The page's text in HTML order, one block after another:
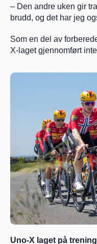
– Den andre uken gir
brudd, og det har jeg
Som en del av
X-laget gjennomført